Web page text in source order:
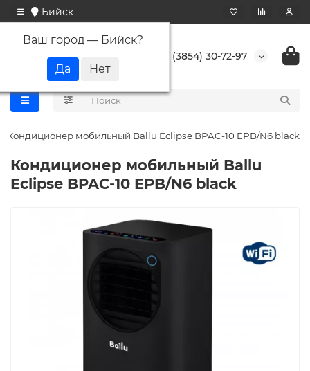
Бийск
Ваш город — Бийск?
+7 (3854) 30-72-97
Кондиционер мобильный Ballu Eclipse BPAC-10 EPB/N6 black
Кондиционер мобильный Ballu
Eclipse BPAC-10 EPB/N6 black